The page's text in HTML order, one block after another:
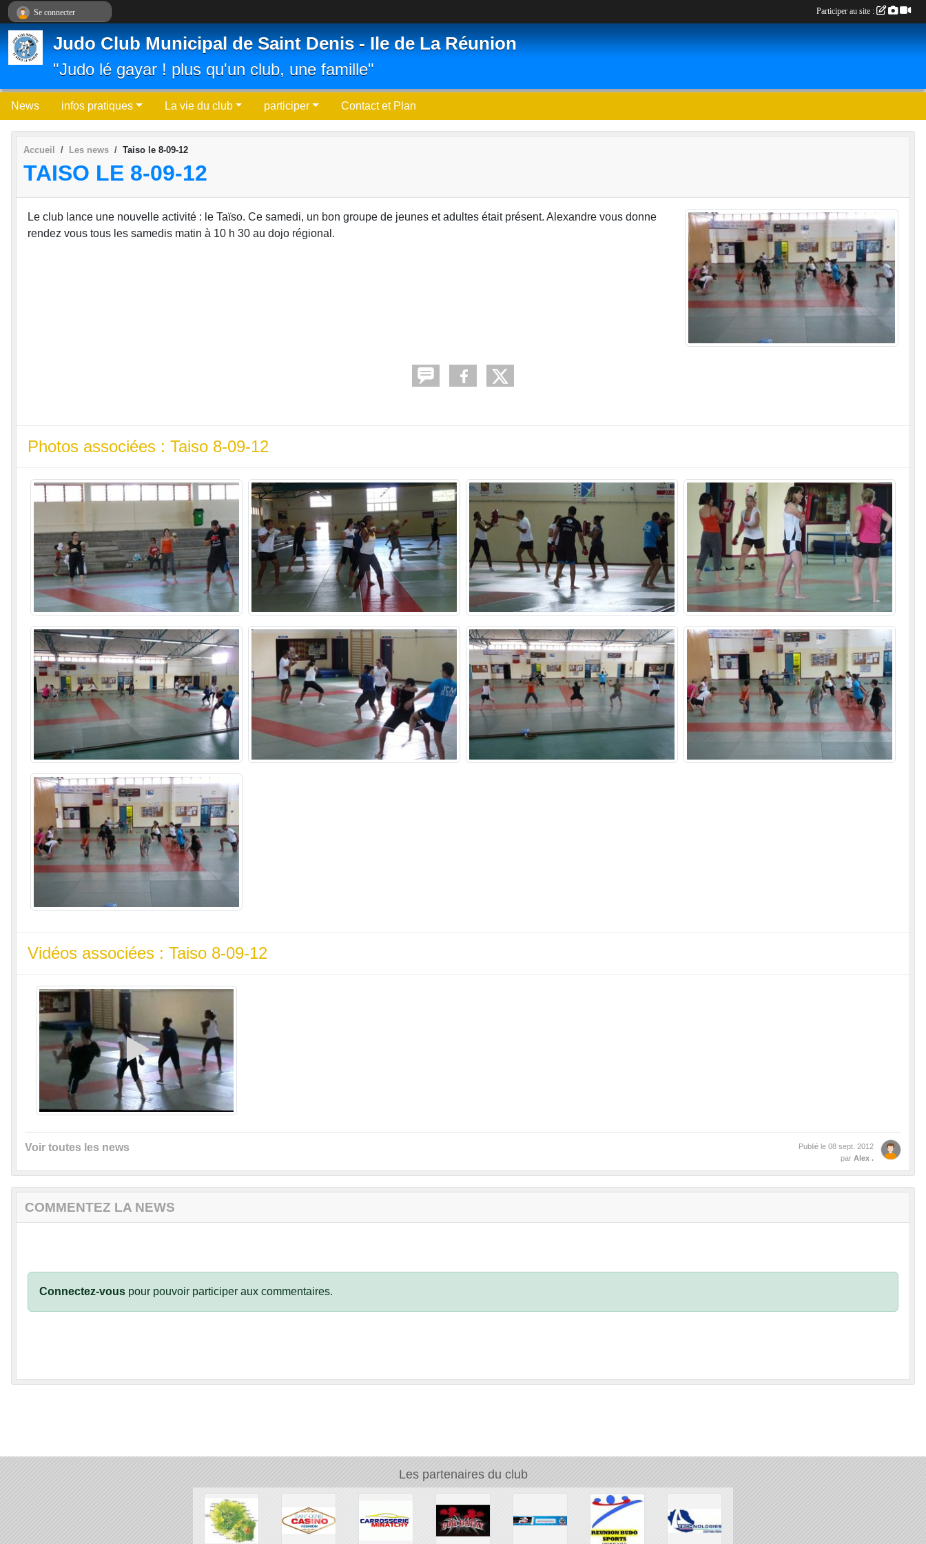
Judo Club Municipal de Saint Denis - Ile de La Réunion
"Judo lé gayar ! plus qu'un club, une famille"
News infos pratiques La vie du club participer Contact et Plan
Accueil Les news Taiso le 8-09-12
TAISO LE 8-09-12
Le club lance une nouvelle activité : le Taïso. Ce samedi, un bon groupe de jeunes et adultes était présent. Alexandre vous donne
rendez vous tous les samedis matin à 10 h 30 au dojo régional.
Photos associées : Taiso 8-09-12
Vidéos associées : Taiso 8-09-12
Voir toutes les news Publié le 08 sept. 2012
par Alex .
COMMENTEZ LA NEWS
Connectez-vous pour pouvoir participer aux commentaires.
Les partenaires du club
Se connecter Participer au site :
Panneau de gestion des cookies